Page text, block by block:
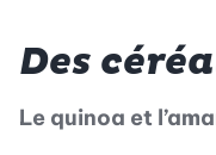
Des
Le quinoa et